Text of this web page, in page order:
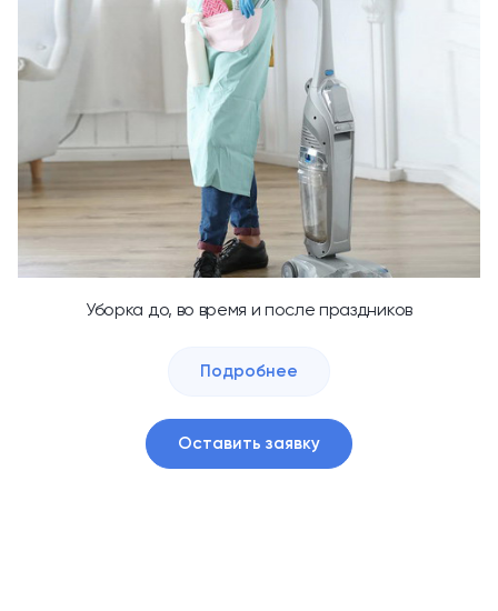
Уборка до, во время и после праздников
Подробнее
Оставить заявку